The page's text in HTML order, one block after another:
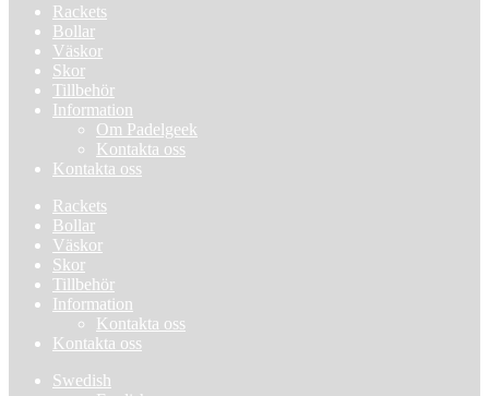
Rackets
Bollar
Väskor
Skor
Tillbehör
Information
Om Padelgeek
Kontakta oss
Kontakta oss
Rackets
Bollar
Väskor
Skor
Tillbehör
Information
Kontakta oss
Kontakta oss
Swedish